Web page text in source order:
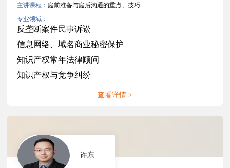
主讲课程： 庭前准备与庭后沟通的重点、技巧
专业领域：
反垄断案件民事诉讼
信息网络、域名商业秘密保护
知识产权常年法律顾问
知识产权与竞争纠纷
查看详情 >
许东